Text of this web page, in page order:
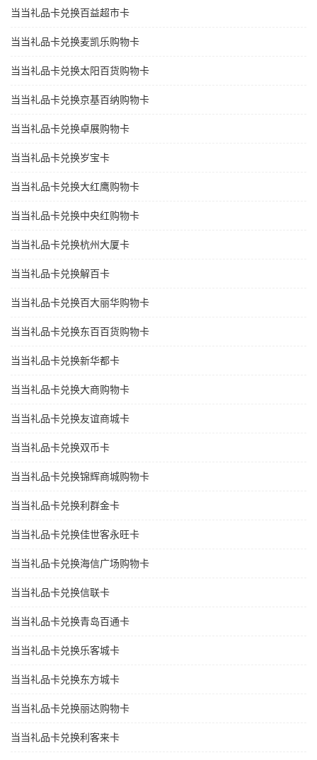
当当礼品卡兑换百益超市卡
当当礼品卡兑换麦凯乐购物卡
当当礼品卡兑换太阳百货购物卡
当当礼品卡兑换京基百纳购物卡
当当礼品卡兑换卓展购物卡
当当礼品卡兑换岁宝卡
当当礼品卡兑换大红鹰购物卡
当当礼品卡兑换中央红购物卡
当当礼品卡兑换杭州大厦卡
当当礼品卡兑换解百卡
当当礼品卡兑换百大丽华购物卡
当当礼品卡兑换东百百货购物卡
当当礼品卡兑换新华都卡
当当礼品卡兑换大商购物卡
当当礼品卡兑换友谊商城卡
当当礼品卡兑换双币卡
当当礼品卡兑换锦辉商城购物卡
当当礼品卡兑换利群金卡
当当礼品卡兑换佳世客永旺卡
当当礼品卡兑换海信广场购物卡
当当礼品卡兑换信联卡
当当礼品卡兑换青岛百通卡
当当礼品卡兑换乐客城卡
当当礼品卡兑换东方城卡
当当礼品卡兑换丽达购物卡
当当礼品卡兑换利客来卡